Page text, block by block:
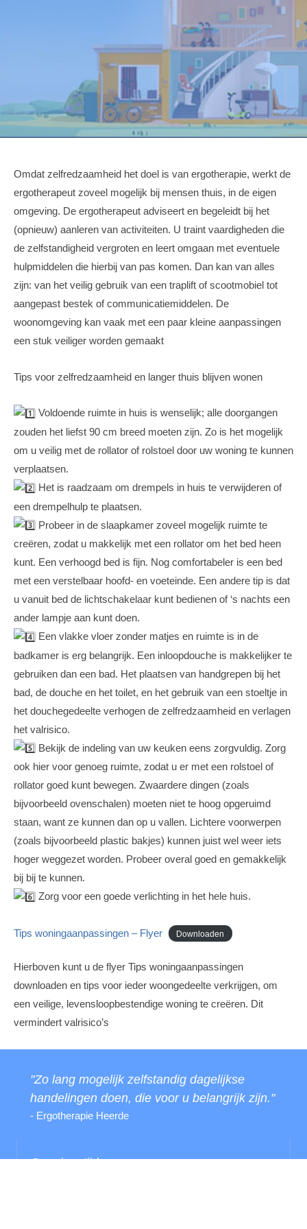
Omdat zelfredzaamheid het doel is van ergotherapie, werkt de
ergotherapeut zoveel mogelijk bij mensen thuis, in de eigen
omgeving. De ergotherapeut adviseert en begeleidt bij het
(opnieuw) aanleren van activiteiten. U traint vaardigheden die
de zelfstandigheid vergroten en leert omgaan met eventuele
hulpmiddelen die hierbij van pas komen. Dan kan van alles
zijn: van het veilig gebruik van een traplift of scootmobiel tot
aangepast bestek of communicatiemiddelen. De
woonomgeving kan vaak met een paar kleine aanpassingen
een stuk veiliger worden gemaakt
Tips voor zelfredzaamheid en langer thuis blijven wonen
Voldoende ruimte in huis is wenselijk; alle doorgangen
zouden het liefst 90 cm breed moeten zijn. Zo is het mogelijk
om u veilig met de rollator of rolstoel door uw woning te kunnen
verplaatsen.
Het is raadzaam om drempels in huis te verwijderen of
een drempelhulp te plaatsen.
Probeer in de slaapkamer zoveel mogelijk ruimte te
creëren, zodat u makkelijk met een rollator om het bed heen
kunt. Een verhoogd bed is fijn. Nog comfortabeler is een bed
met een verstelbaar hoofd- en voeteinde. Een andere tip is dat
u vanuit bed de lichtschakelaar kunt bedienen of ‘s nachts een
ander lampje aan kunt doen.
Een vlakke vloer zonder matjes en ruimte is in de
badkamer is erg belangrijk. Een inloopdouche is makkelijker te
gebruiken dan een bad. Het plaatsen van handgrepen bij het
bad, de douche en het toilet, en het gebruik van een stoeltje in
het douchegedeelte verhogen de zelfredzaamheid en verlagen
het valrisico.
Bekijk de indeling van uw keuken eens zorgvuldig. Zorg
ook hier voor genoeg ruimte, zodat u er met een rolstoel of
rollator goed kunt bewegen. Zwaardere dingen (zoals
bijvoorbeeld ovenschalen) moeten niet te hoog opgeruimd
staan, want ze kunnen dan op u vallen. Lichtere voorwerpen
(zoals bijvoorbeeld plastic bakjes) kunnen juist wel weer iets
hoger weggezet worden. Probeer overal goed en gemakkelijk
bij bij te kunnen.
Zorg voor een goede verlichting in het hele huis.
Tips woningaanpassingen – Flyer Downloaden
Hierboven kunt u de flyer Tips woningaanpassingen
downloaden en tips voor ieder woongedeelte verkrijgen, om
een veilige, levensloopbestendige woning te creëren. Dit
vermindert valrisico’s
"Zo lang mogelijk zelfstandig dagelijkse
handelingen doen, die voor u belangrijk zijn."
- Ergotherapie Heerde
Openingstijden